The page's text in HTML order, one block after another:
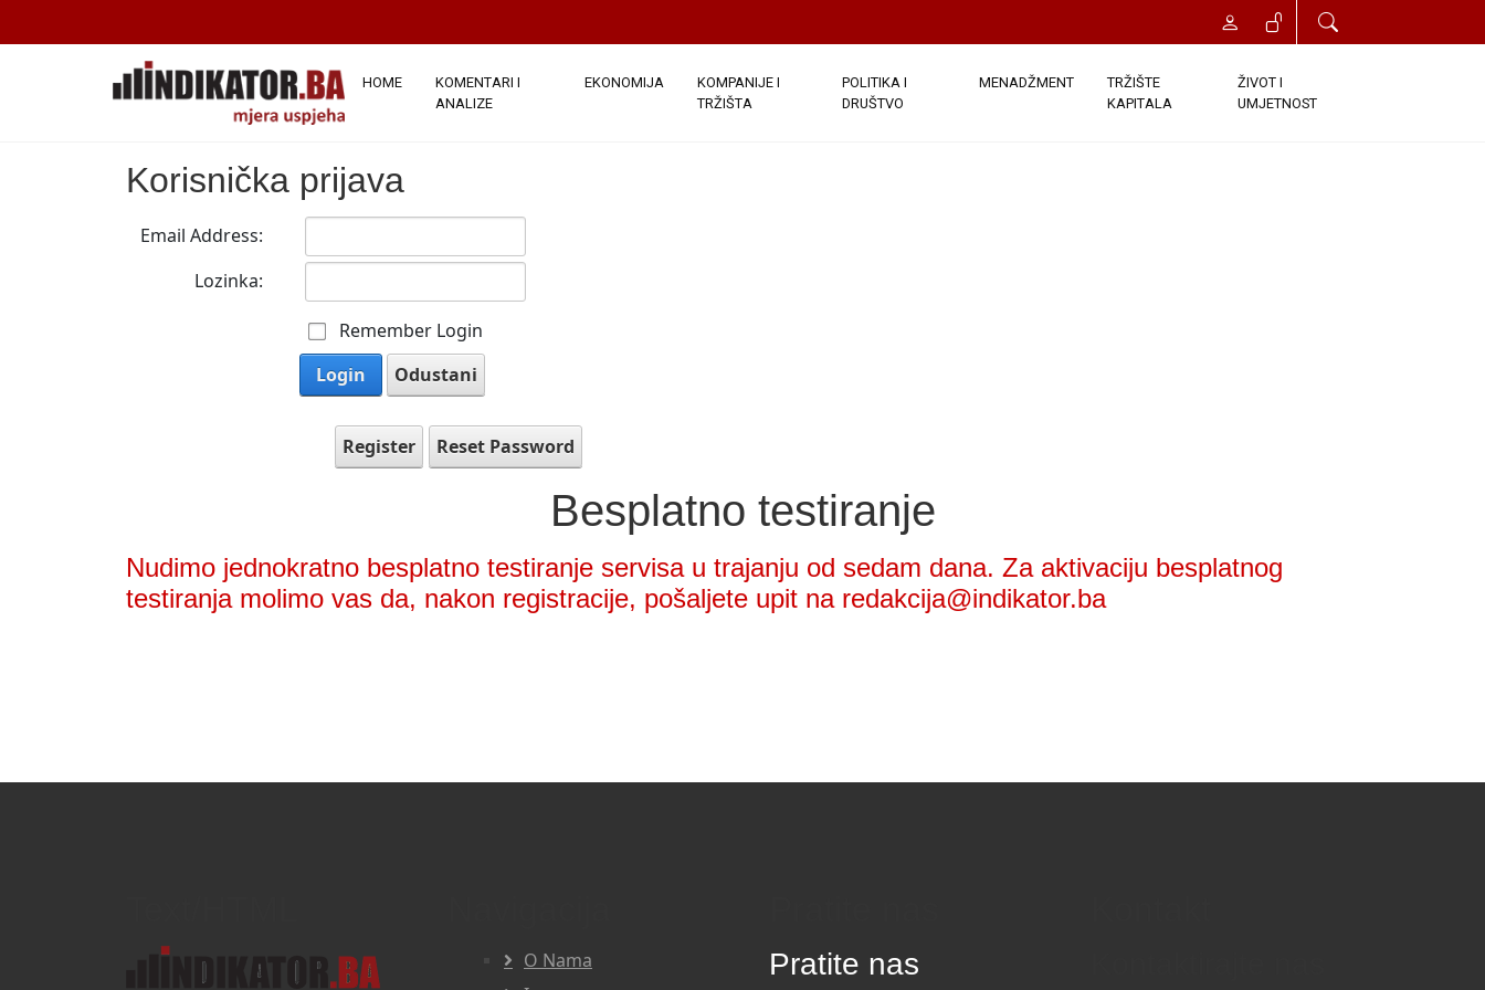
HOME
KOMENTARI I
ANALIZE
EKONOMIJA
KOMPANIJE I
TRŽIŠTA
POLITIKA I
DRUŠTVO
MENADŽMENT
TRŽIŠTE
KAPITALA
ŽIVOT I
UMJETNOST
Korisnička prijava
Email Address:
Lozinka:
Remember Login
Login
Odustani
Register Reset Password
Besplatno testiranje
Nudimo jednokratno besplatno testiranje servisa u trajanju od sedam dana. Za aktivaciju besplatnog
testiranja molimo vas da, nakon registracije, pošaljete upit na redakcija@indikator.ba
O Nama
Pratite nas